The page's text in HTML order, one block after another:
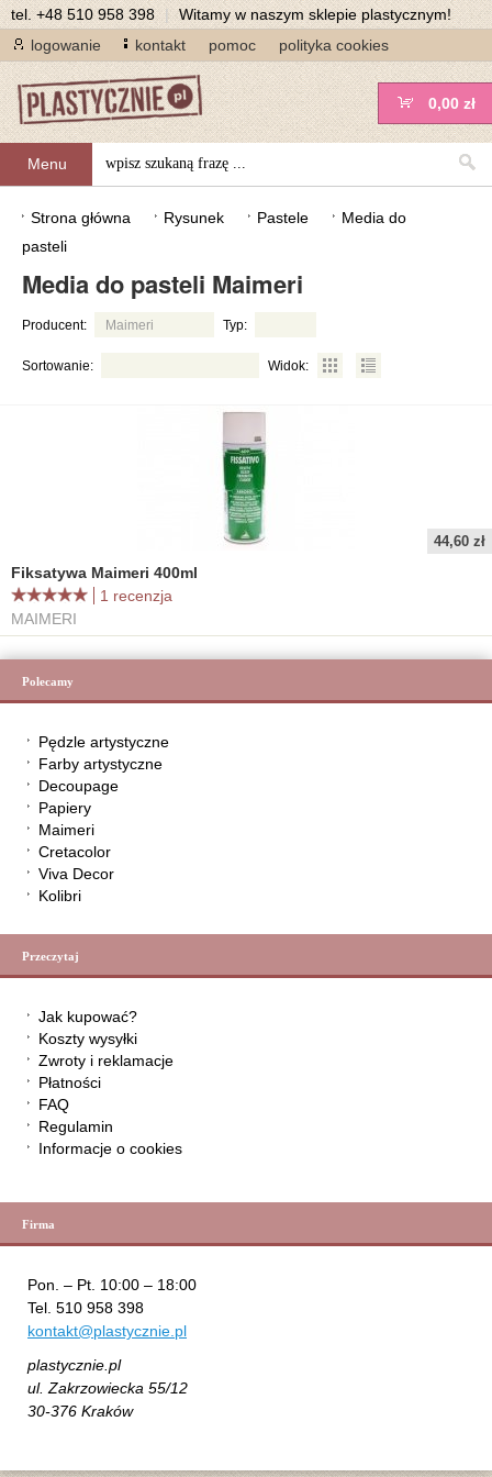
tel.+48 510 958 398 | Witamy w naszym sklepie plastycznym!
logowanie
kontakt pomoc polityka cookies
Menu
0,00 zł
Strona główna Rysunek Pastele
Media do
pasteli
Media do pasteli Maimeri
Producent: Maimeri Typ:
Sortowanie: Widok:
44,60 zł
Fiksatywa Maimeri 400ml
1 recenzja
MAIMERI
Polecamy
Pędzle artystyczne
Farby artystyczne
Decoupage
Papiery
Maimeri
Cretacolor
Viva Decor
Kolibri
Przeczytaj
Jak kupować?
Koszty wysyłki
Zwroty i reklamacje
Płatności
FAQ
Regulamin
Informacje o cookies
Firma
Pon. – Pt. 10:00 – 18:00
Tel. 510 958 398
kontakt@plastycznie.pl
plastycznie.pl
ul. Zakrzowiecka 55/12
30-376 Kraków